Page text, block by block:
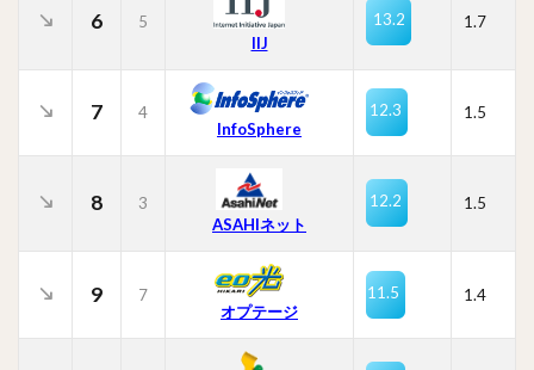
6
5
IIJ
13.2 1.7
7
4
InfoSphere
12.3 1.5
8
3
ASAHIネット
12.2 1.5
9
7
オプテージ
11.5 1.4